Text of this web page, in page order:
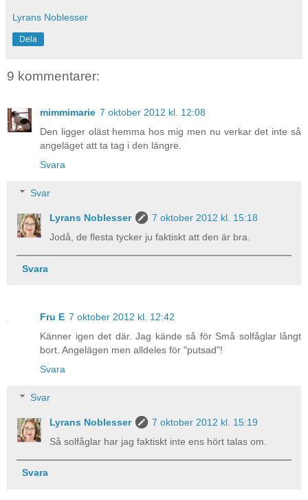
Lyrans Noblesser
Dela
9 kommentarer:
mimmimarie 7 oktober 2012 kl. 12:08
Den ligger oläst hemma hos mig men nu verkar det inte så
angeläget att ta tag i den längre.
Svara
Svar
Lyrans Noblesser
7 oktober 2012 kl. 15:18
Jodå, de flesta tycker ju faktiskt att den är bra.
Svara
Fru E 7 oktober 2012 kl. 12:42
Känner igen det där. Jag kände så för Små solfåglar långt
bort. Angelägen men alldeles för "putsad"!
Svara
Svar
Lyrans Noblesser
7 oktober 2012 kl. 15:19
Så solfåglar har jag faktiskt inte ens hört talas om.
Svara